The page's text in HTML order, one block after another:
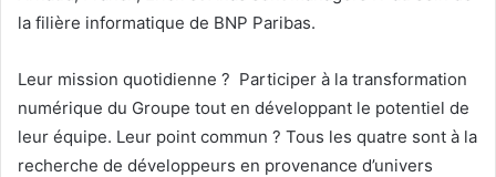
la filière informatique de BNP Paribas.
Leur mission quotidienne ? Participer à la transformation
numérique du Groupe tout en développant le potentiel de
leur équipe. Leur point commun ? Tous les quatre sont à la
recherche de développeurs en provenance d’univers